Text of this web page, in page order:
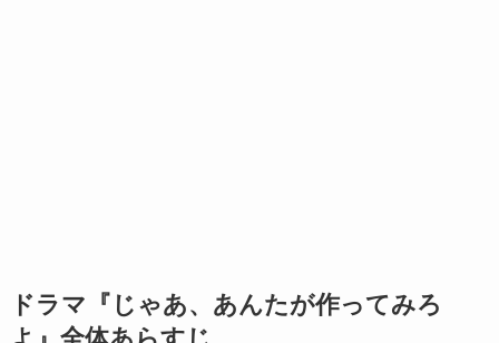
ドラマ『じゃあ、あんたが作ってみろ